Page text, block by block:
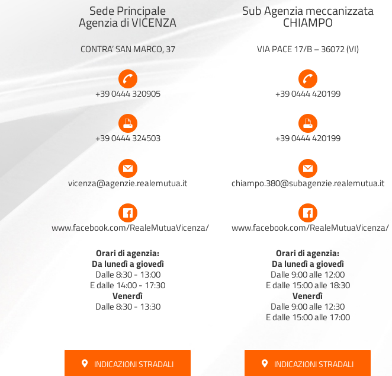
Sede Principale
Agenzia di VICENZA
CONTRA’ SAN MARCO, 37
+39 0444 320905
+39 0444 324503
vicenza@agenzie.realemutua.it
www.facebook.com/RealeMutuaVicenza/
Orari di agenzia:
Da lunedì a giovedì
Dalle 8:30 - 13:00
E dalle 14:00 - 17:30
Venerdì
Dalle 8:30 - 13:30
Sub Agenzia meccanizzata
CHIAMPO
VIA PACE 17/B – 36072 (VI)
+39 0444 420199
+39 0444 420199
chiampo.380@subagenzie.realemutua.it
www.facebook.com/RealeMutuaVicenza/
Orari di agenzia:
Da lunedì a giovedì
Dalle 9:00 alle 12:00
E dalle 15:00 alle 18:30
Venerdì
Dalle 9:00 alle 12:30
E dalle 15:00 alle 17:00
INDICAZIONI STRADALI INDICAZIONI STRADALI